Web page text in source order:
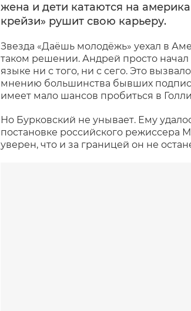
жена и дети катаются на
крейзи» рушит свою карьеру.
Звезда «Даёшь молодёжь» уехал в
таком решении. Андрей просто
языке ни с того, ни с сего. Это
мнению большинства бывших
имеет мало шансов пробиться в
Но Бурковский не унывает. Ему
постановке российского режиссера
уверен, что и за границей он не